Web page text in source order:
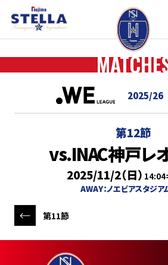
第11節
2025/26
第12節
vs.INAC神戸レ
2025/11/2（日） 14:04
AWAY：ノエビアスタジア